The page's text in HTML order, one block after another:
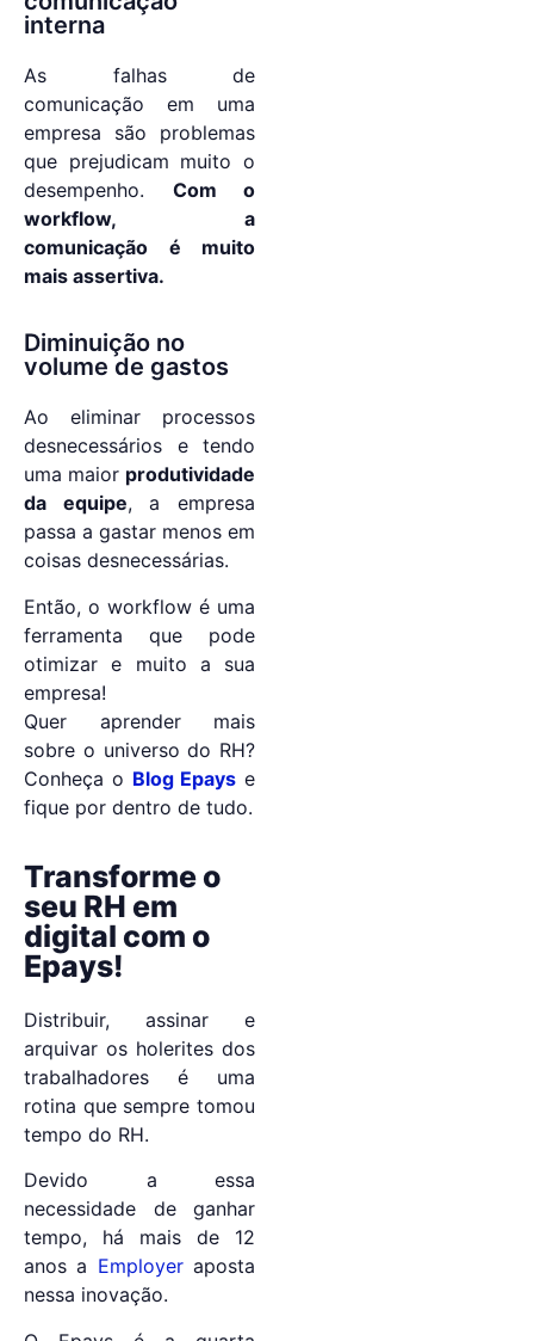
interna
As falhas de
comunicação em uma
empresa são problemas
que prejudicam muito o
desempenho. Com o
workflow, a
comunicação é muito
mais assertiva.
Diminuição no
volume de gastos
Ao eliminar processos
desnecessários e tendo
uma maior produtividade
da equipe, a empresa
passa a gastar menos em
coisas desnecessárias.
Então, o workflow é uma
ferramenta que pode
otimizar e muito a sua
empresa!
Quer aprender mais
sobre o universo do RH?
Conheça o Blog Epays e
fique por dentro de tudo.
Transforme o
seu RH em
digital com o
Epays!
Distribuir, assinar e
arquivar os holerites dos
trabalhadores é uma
rotina que sempre tomou
tempo do RH.
Devido a essa
necessidade de ganhar
tempo, há mais de 12
anos a Employeraposta
nessa inovação.